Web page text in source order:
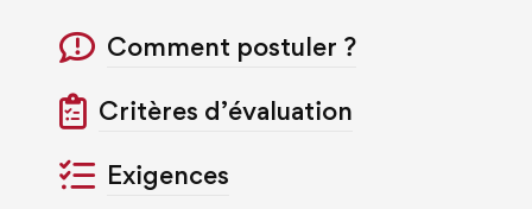
Comment postuler ?
Critères d’évaluation
Exigences